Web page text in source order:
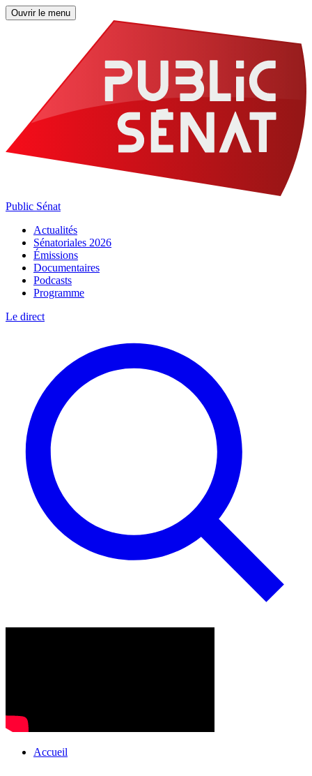
Ouvrir le menu
Public Sénat
Actualités
Sénatoriales 2026
Émissions
Documentaires
Podcasts
Programme
Le direct
Accueil